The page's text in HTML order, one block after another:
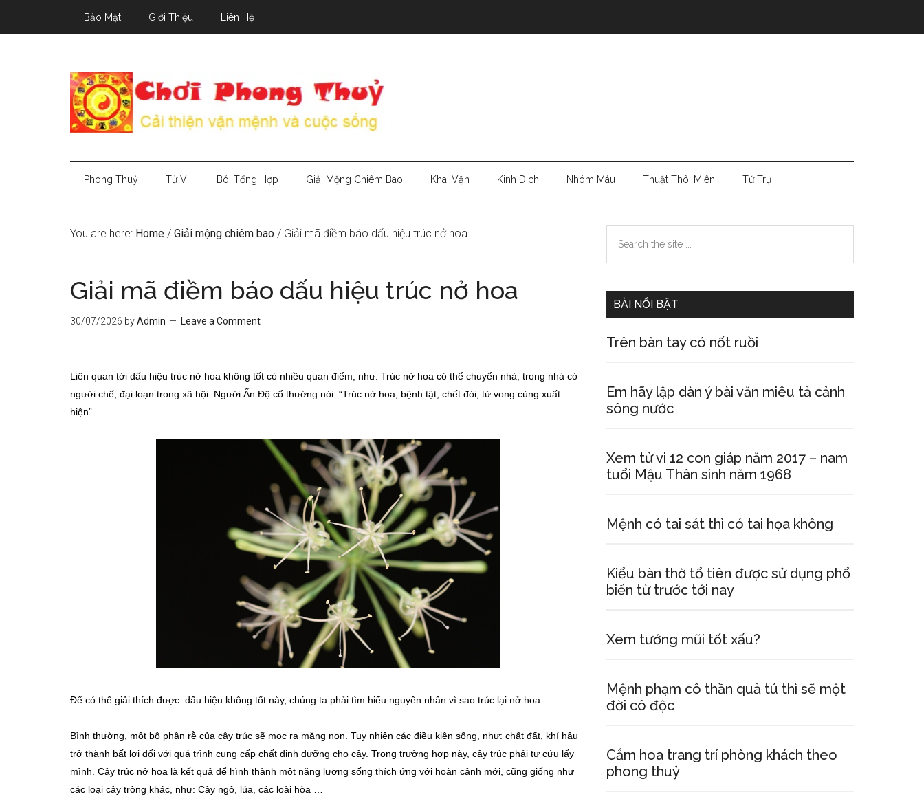
Bảo Mật Giới Thiệu Liên Hệ
Phong Thuỷ Tử Vi Bói Tổng Hợp Giải Mộng Chiêm Bao Khai Vận Kinh Dịch Nhóm Máu Thuật Thôi Miên Tứ Trụ
You are here: Home / Giải mộng chiêm bao / Giải mã điềm báo dấu hiệu trúc nở hoa
Giải mã điềm báo dấu hiệu trúc nở hoa
30/07/2026 byAdmin Leave a Comment
Liên quan tới dấu hiệu trúc nở hoa không tốt có nhiều quan điểm, như: Trúc nở hoa có thể chuyển nhà, trong nhà có
người chế, đại loạn trong xã hội. Người Ấn Độ cổ thường nói: “Trúc nở hoa, bệnh tật, chết đói, tử vong cùng xuất
hiện”.
Để có thể giải thích được dấu hiệu không tốt này, chúng ta phải tìm hiểu nguyên nhân vì sao trúc lại nở hoa.
Bình thường, một bộ phận rễ của cây trúc sẽ mọc ra măng non. Tuy nhiên các điều kiện sống, như: chất đất, khí hậu
trở thành bất lợi đối với quá trình cung cấp chất dinh dưỡng cho cây. Trong trường hợp này, cây trúc phải tự cứu lấy
mình. Cây trúc nở hoa là kết quả để hình thành một năng lượng sống thích ứng với hoàn cảnh mới, cũng giống như
các loại cây tròng khác, như: Cây ngô, lúa, các loài hòa …
Primary
Sidebar
the
BÀI NỔI BẬT
Trên bàn tay có nốt ruồi
Em hãy lập dàn ý bài văn miêu tả cảnh
sông nước
Xem tử vi 12 con giáp năm 2017 – nam
tuổi Mậu Thân sinh năm 1968
Mệnh có tai sát thì có tai họa không
Kiểu bàn thờ tổ tiên được sử dụng phổ
biến từ trước tới nay
Xem tướng mũi tốt xấu?
Mệnh phạm cô thần quả tú thì sẽ một
đời cô độc
Cắm hoa trang trí phòng khách theo
phong thuỷ